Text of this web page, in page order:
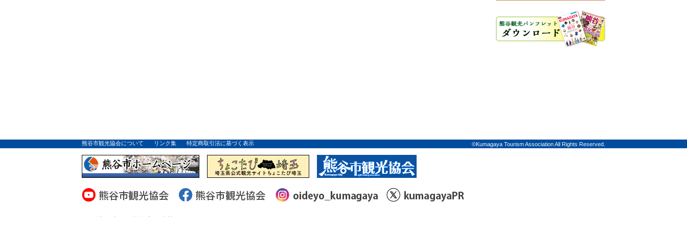
熊谷市観光協会について リンク集 特定商取引法に基づく表示 ©Kumagaya Tourism Association All Rights Reserved.